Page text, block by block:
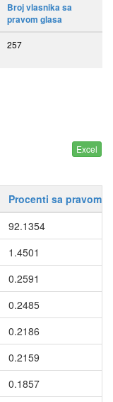
Broj vlasnika sa
pravom glasa
257
Procenti sa pravom
92.1354
1.4501
0.2591
0.2485
0.2186
0.2159
0.1857